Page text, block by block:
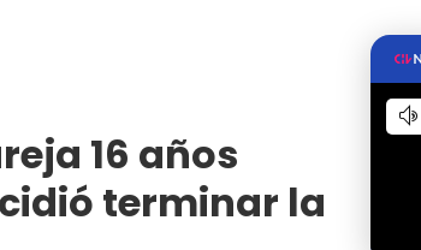
16 años
terminar la